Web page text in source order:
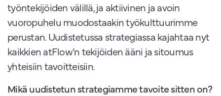
työntekijöiden välillä, ja aktiivinen ja avoin
vuoropuhelu muodostaakin työkulttuurimme
perustan. Uudistetussa strategiassa kajahtaa nyt
kaikkien atFlow’n tekijöiden ääni ja sitoumus
yhteisiin tavoitteisiin.
Mikä uudistetun strategiamme tavoite sitten on?